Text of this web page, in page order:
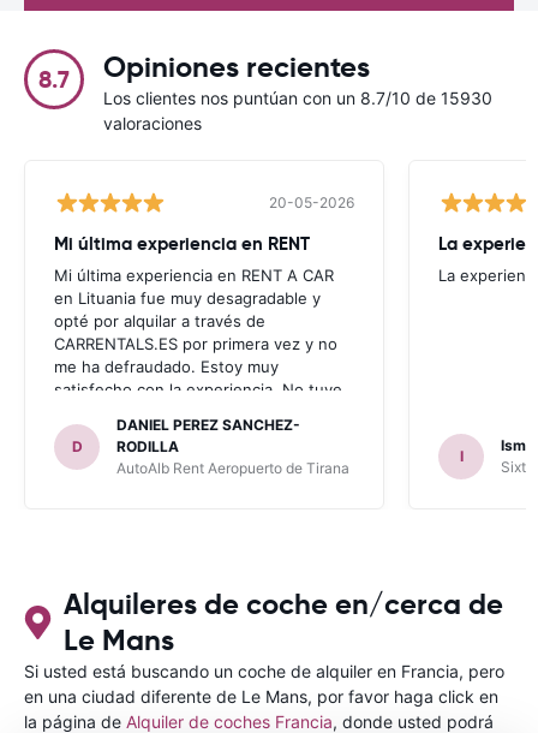
8.7 Opiniones recientes
Los clientes nos puntúan con un 8.7/10 de 15930
valoraciones
20-05-2026
Mi última experiencia en RENT
Mi última experiencia en RENT A CAR
en Lituania fue muy desagradable y
opté por alquilar a través de
CARRENTALS.ES por primera vez y no
me ha defraudado. Estoy muy
satisfecho con la experiencia. No tuve
invitaron a adquirir un seguro (como
había leído en varios blog). En mis
anteriores viajes nunca había alquilado
para ALBANIA
D
DANIEL PEREZ SANCHEZ-
RODILLA
AutoAlb Rent Aeropuerto de Tirana
La
La
I
Sixt
Alquileres de coche en/cerca de
Le Mans
Si usted está buscando un coche de alquiler en Francia, pero
en una ciudad diferente de Le Mans, por favor haga click en
la página de Alquiler de coches Francia, donde usted podrá